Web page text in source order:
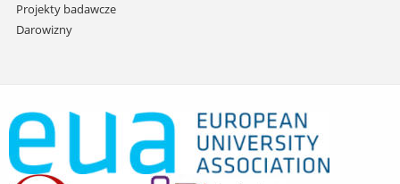
Projekty badawcze
Darowizny